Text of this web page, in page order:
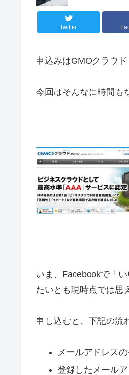
Twitter
申込みはGMOクラウ
今回はそんなに時間も
いま、Facebookで「
たいとも現時点では思
申し込むと、下記の流
メールアドレス
登録したメール